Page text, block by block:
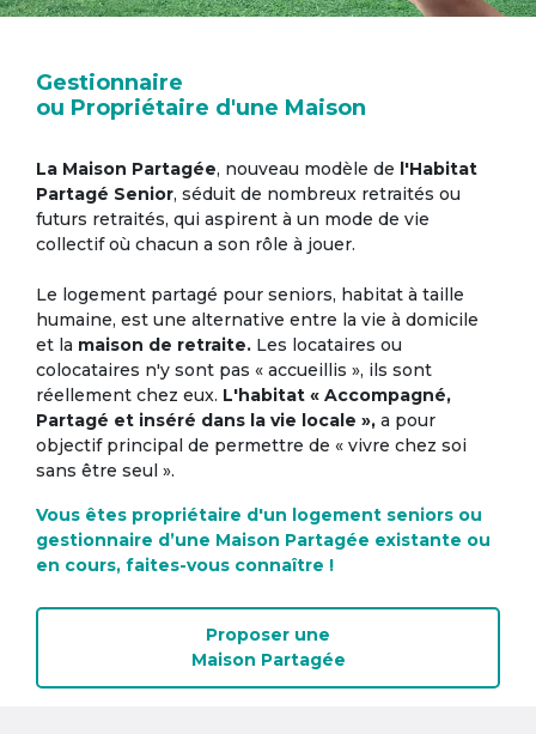
Gestionnaire
ou Propriétaire d'une Maison
La Maison Partagée, nouveau modèle de l'Habitat
Partagé Senior, séduit de nombreux retraités ou
futurs retraités, qui aspirent à un mode de vie
collectif où chacun a son rôle à jouer.
Le logement partagé pour seniors, habitat à taille
humaine, est une alternative entre la vie à domicile
et la maison de retraite. Les locataires ou
colocataires n'y sont pas « accueillis », ils sont
réellement chez eux. L'habitat « Accompagné,
Partagé et inséré dans la vie locale », a pour
objectif principal de permettre de « vivre chez soi
sans être seul ».
Vous êtes propriétaire d'un logement seniors ou
gestionnaire d’une Maison Partagée existante ou
en cours, faites-vous connaître !
Proposer une
Maison Partagée